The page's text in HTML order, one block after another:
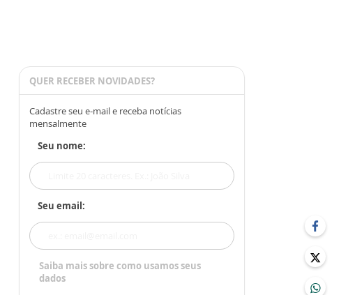
QUER RECEBER NOVIDADES?
Cadastre seu e-mail e receba notícias
mensalmente
Seu nome:
Seu email:
Saiba mais sobre como usamos seus
dados